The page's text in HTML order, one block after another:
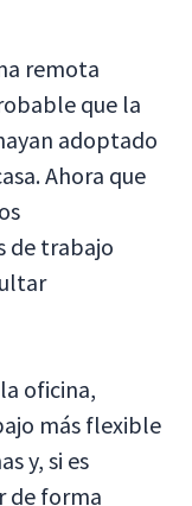
remota
que la
adoptado
Ahora que
de trabajo
oficina,
más flexible
y, si es
de forma